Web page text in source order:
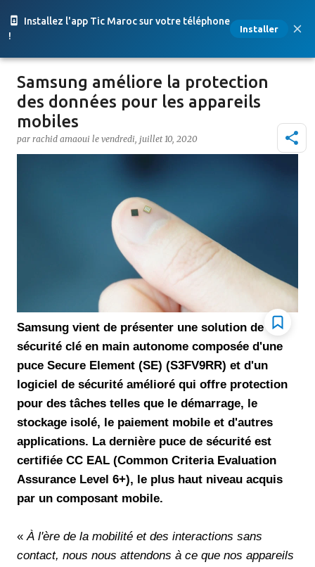
Installez l'app Tic Maroc sur votre téléphone
!
Installer
Accéder au contenu principal
Samsung améliore la protection
des données pour les appareils
mobiles
par rachid amaoui le vendredi, juillet 10, 2020
Samsung vient de présenter une solution de
sécurité clé en main autonome composée d'une
puce Secure Element (SE) (S3FV9RR) et d'un
logiciel de sécurité amélioré qui offre protection
pour des tâches telles que le démarrage, le
stockage isolé, le paiement mobile et d'autres
applications. La dernière puce de sécurité est
certifiée CC EAL (Common Criteria Evaluation
Assurance Level 6+), le plus haut niveau acquis
par un composant mobile.
«À l'ère de la mobilité et des interactions sans
contact, nous nous attendons à ce que nos appareils